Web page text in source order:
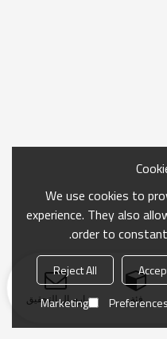
فئة ارسال التحقيق
We use cookies to
experience. They also
order to
Reject All
Preferences
Marketing